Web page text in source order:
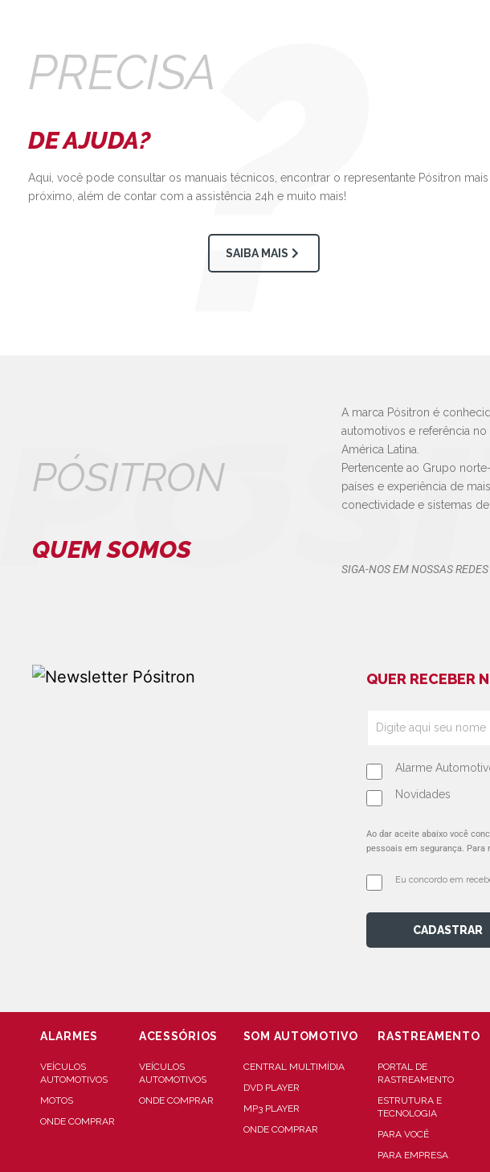
PRECISA
DE AJUDA?
Aqui, você pode consultar os manuais técnicos, encontrar o representante Pósitron mais
próximo, além de contar com a assistência 24h e muito mais!
SAIBA MAIS
PÓSITRON
QUEM SOMOS
A marca Pósitron é
automotivos e referência
América Latina.
Pertencente ao Grupo
países e experiência de
conectividade e sistemas
SIGA-NOS EM NOSSAS
QUER RECEBER
Alarme
Novidades
Ao dar aceite abaixo você
pessoais em segurança.
Eu concordo em
CADASTRAR
ALARMES
VEÍCULOS
AUTOMOTIVOS
MOTOS
ONDE COMPRAR
ACESSÓRIOS
VEÍCULOS
AUTOMOTIVOS
ONDE COMPRAR
SOM AUTOMOTIVO
CENTRAL MULTIMÍDIA
DVD PLAYER
MP3 PLAYER
ONDE COMPRAR
RASTREAMENTO
PORTAL DE
RASTREAMENTO
ESTRUTURA E
TECNOLOGIA
PARA VOCÊ
PARA EMPRESA